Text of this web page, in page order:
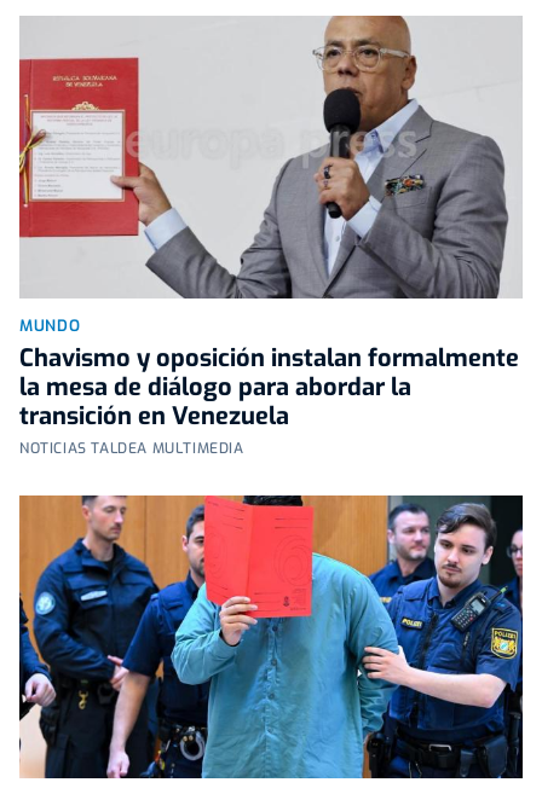
MUNDO
Chavismo y oposición instalan formalmente
la mesa de diálogo para abordar la
transición en Venezuela
NOTICIAS TALDEA MULTIMEDIA